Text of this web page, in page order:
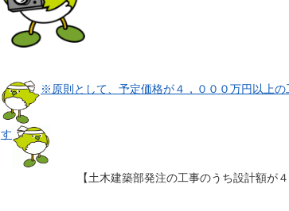
※原則として、予定価格が４，０００万円以上
す
【土木建築部発注の工事のうち設計額が